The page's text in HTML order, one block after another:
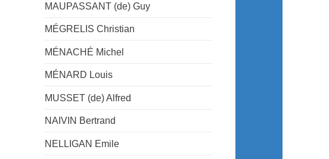
MAUPASSANT (de) Guy
MÉGRELIS Christian
MÉNACHÉ Michel
MÉNARD Louis
MUSSET (de) Alfred
NAIVIN Bertrand
NELLIGAN Emile